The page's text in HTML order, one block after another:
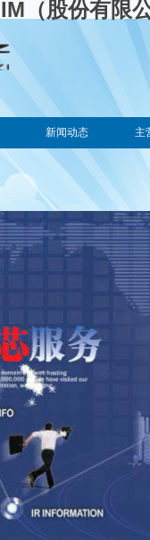
IM（股份有限
新闻动态 主